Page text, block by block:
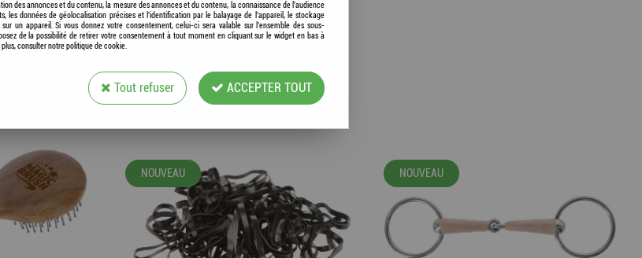
ACCESSOIRES
60 articles sur166
NOUVEAU NOUVEAU
des annonces et du contenu, la mesure des annonces et du contenu, la connaissance de l'audience
les données de géolocalisation précises et l'identification par le balayage de l'appareil, le stockage
un appareil. Si vous donnez votre consentement, celui-ci sera valable sur l’ensemble des sous-
de la possibilité de retirer votre consentement à tout moment en cliquant sur le widget en bas à
consulter notre politique de cookie.
Tout refuser ACCEPTER TOUT